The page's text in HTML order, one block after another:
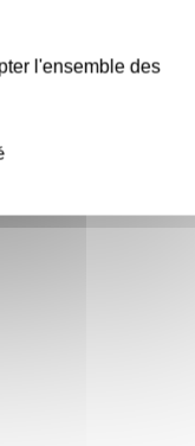
l'ensemble des